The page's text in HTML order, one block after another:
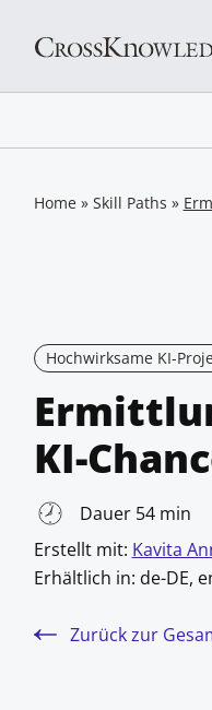
Home» Skill Paths »
Hochwirksame KI-
KI-
Dauer 54 min
Erstellt mit: Kavita
Erhältlich in: de-DE,
Zurück zur